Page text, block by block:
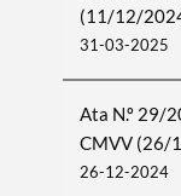
(11/12/
31-03-2025
Ata N.º 29/
CMVV (26/
26-12-2024